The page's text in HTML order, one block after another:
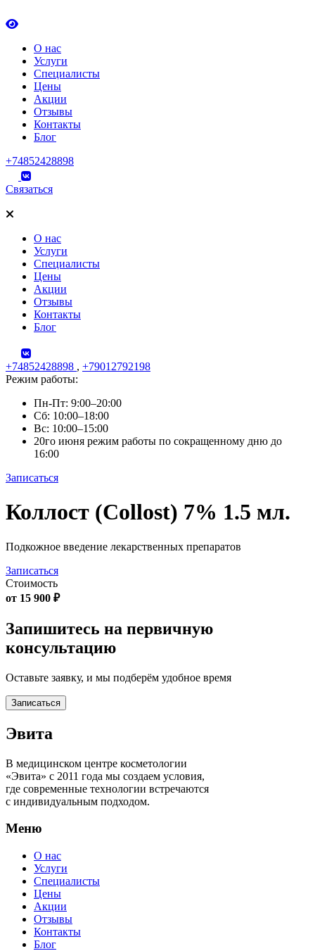
О нас
Услуги
Специалисты
Цены
Акции
Отзывы
Контакты
Блог
+74852428898
Связаться
О нас
Услуги
Специалисты
Цены
Акции
Отзывы
Контакты
Блог
+74852428898 , +79012792198
Режим работы:
Пн-Пт: 9:00–20:00
Сб: 10:00–18:00
Вс: 10:00–15:00
20го июня режим работы по сокращенному дню до
16:00
Записаться
Skip
to
Коллост (Collost) 7% 1.5 мл.
Подкожное введение лекарственных препаратов
Записаться
Стоимость
от 15 900 ₽
Запишитесь на первичную
консультацию
Оставьте заявку, и мы подберём удобное время
Записаться
Эвита
В медицинском центре косметологии
«Эвита» с 2011 года мы создаем условия,
где современные технологии встречаются
с индивидуальным подходом.
Меню
О нас
Услуги
Специалисты
Цены
Акции
Отзывы
Контакты
Блог